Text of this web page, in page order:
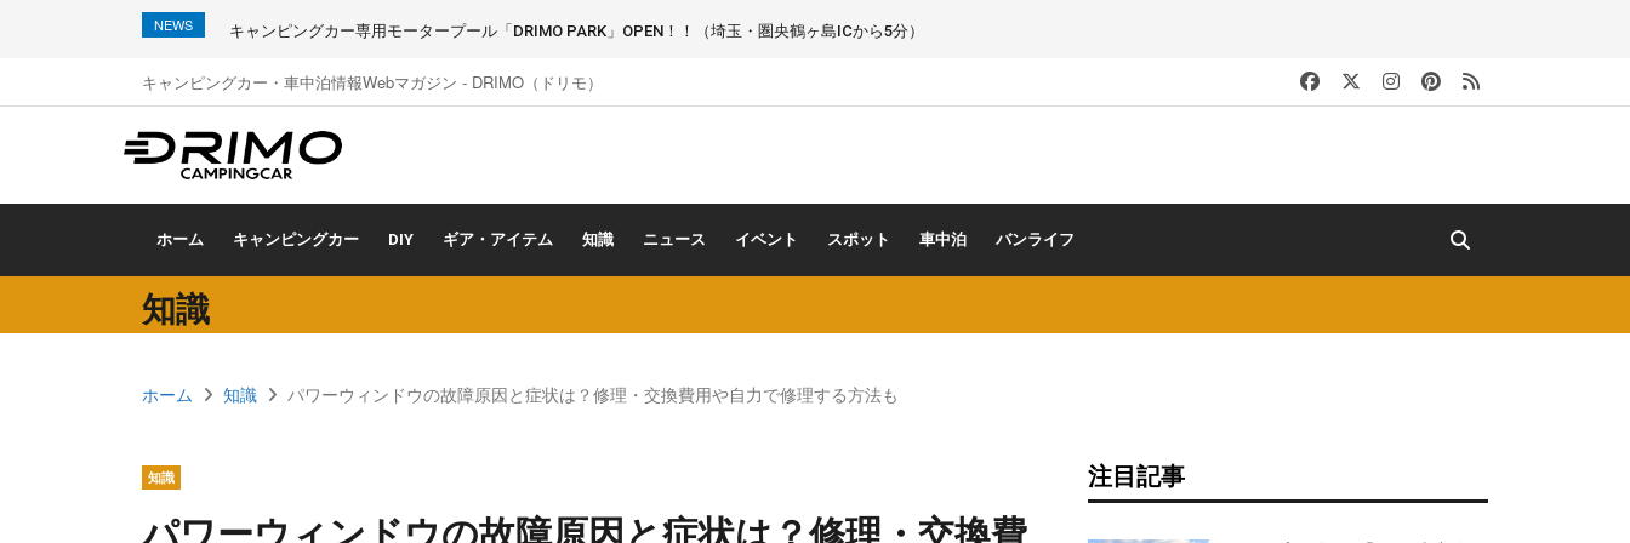
NEWS キャンピングカー専用モータープール「DRIMO PARK」OPEN！！（埼玉・圏央鶴ヶ島ICから5分）
キャンピングカー・車中泊情報Webマガジン - DRIMO（ドリモ）
ホーム キャンピングカー DIY ギア・アイテム 知識 ニュース イベント スポット 車中泊 バンライフ
知識
ホーム 知識 パワーウィンドウの故障原因と症状は？修理・交換費用や自力で修理する方法も
知識
パワーウィンドウの故障原因と症状は？修理・交換費
注目記事